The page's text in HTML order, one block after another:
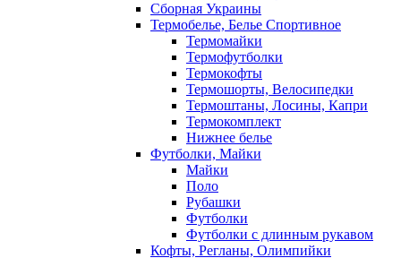
Сборная Украины
Термобелье, Белье Спортивное
Термомайки
Термофутболки
Термокофты
Термошорты, Велосипедки
Термоштаны, Лосины, Капри
Термокомплект
Нижнее белье
Футболки, Майки
Майки
Поло
Рубашки
Футболки
Футболки с длинным рукавом
Кофты, Регланы, Олимпийки